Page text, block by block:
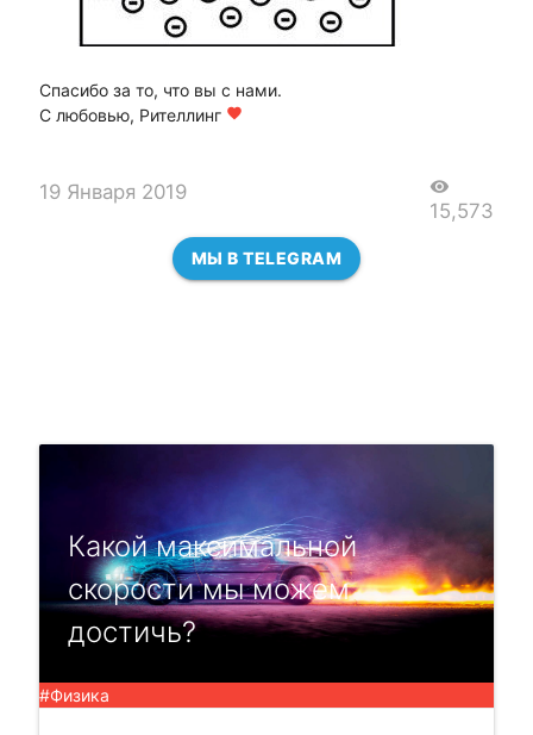
Спасибо за то, что вы с нами.
С любовью, Рителлинг favorite
19 Января 2019 visibility
15,573
МЫ В TELEGRAM
Какой максимальной
скорости мы можем
достичь?
#Физика